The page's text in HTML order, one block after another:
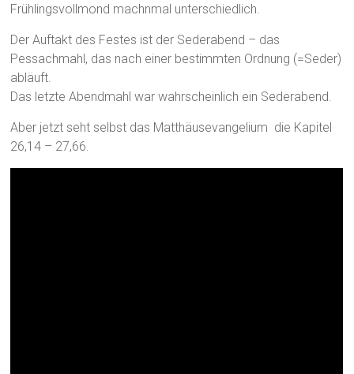
Frühlingsvollmond machnmal unterschiedlich.
Der Auftakt des Festes ist der Sederabend – das
Pessachmahl, das nach einer bestimmten Ordnung (=Seder)
abläuft.
Das letzte Abendmahl war wahrscheinlich ein Sederabend.
Aber jetzt seht selbst das Matthäusevangelium die Kapitel
26,14 – 27,66.